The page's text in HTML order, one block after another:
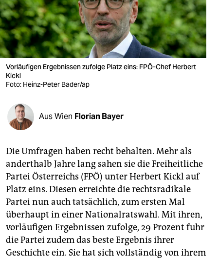
nord
wahrheit
verlag
verlag
shop
fragen & hilfe
unterstützen
abo
genossenschaft
epaper login
Vorläufigen Ergebnissen zufolge Platz eins: FPÖ-Chef Herbert
Kickl
Foto: Heinz-Peter Bader/ap
Aus Wien Florian Bayer
Die Umfragen haben recht behalten. Mehr als
anderthalb Jahre lang sahen sie die Freiheitliche
Partei Österreichs (FPÖ) unter Herbert Kickl auf
Platz eins. Diesen erreichte die rechtsradikale
Partei nun auch tatsächlich, zum ersten Mal
überhaupt in einer Nationalratswahl. Mit ihren,
vorläufigen Ergebnissen zufolge, 29 Prozent fuhr
die Partei zudem das beste Ergebnis ihrer
Geschichte ein. Sie hat sich vollständig von ihrem